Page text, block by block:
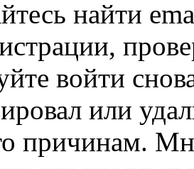
найти
войти
или
причинам.